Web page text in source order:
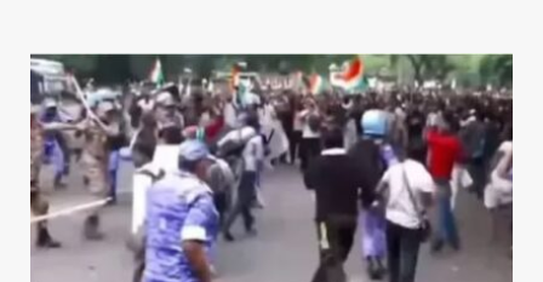
at
s
A
p
p
c
e
b
o
o
k
k
e
dI
n
ai
l
ar
e